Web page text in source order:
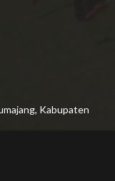
Kabupaten